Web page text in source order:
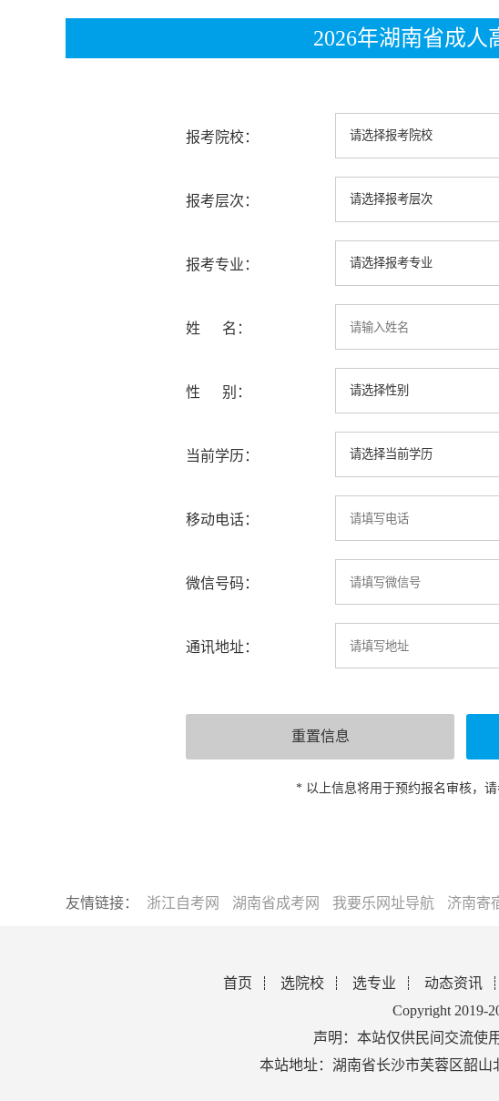
2026年湖南省成人
报考院校：
报考层次：
报考专业：
姓 名：
性 别：
当前学历：
移动电话：
微信号码：
通讯地址：
* 以上信息将用于预约报名审核，请
友情链接： 浙江自考网 湖南省成考网 我要乐网址导航 济南寄
首页 选院校 选专业 动态资讯
Copyright 2019-
声明：本站仅供民间交流使
本站地址：湖南省长沙市芙蓉区韶山